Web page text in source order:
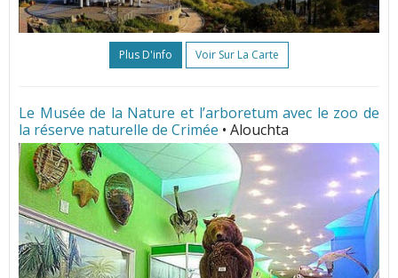
Plus D'info Voir Sur La Carte
Le Musée de la Nature et l’arboretum avec le zoo de
la réserve naturelle de Crimée • Alouchta